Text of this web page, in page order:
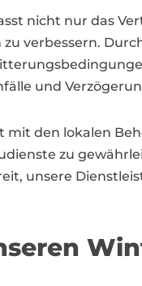
nicht nur das
verbessern.
und
mit den lokalen
zu
unsere